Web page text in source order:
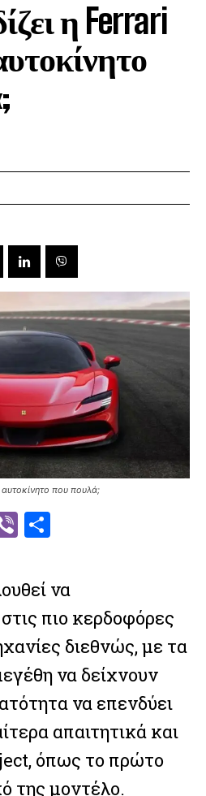
η Ferrari
που πουλά;
V
er
e
να
πιο κερδοφόρες
διεθνώς, με τα
να δείχνουν
να επενδύει
απαιτητικά και
όπως το πρώτο
της μοντέλο.